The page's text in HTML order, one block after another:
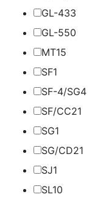
GL-433
GL-550
MT15
SF1
SF-4/SG4
SF/CC21
SG1
SG/CD21
SJ1
SL10